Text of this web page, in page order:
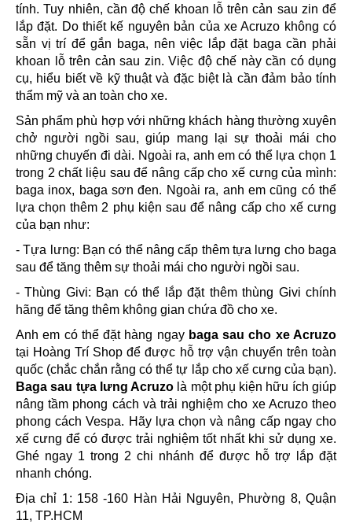
tính. Tuy nhiên, cần độ chế khoan lỗ trên cản sau zin để
lắp đặt. Do thiết kế nguyên bản của xe Acruzo không có
sẵn vị trí để gắn baga, nên việc lắp đặt baga cần phải
khoan lỗ trên cản sau zin. Việc độ chế này cần có dụng
cụ, hiểu biết về kỹ thuật và đặc biệt là cần đảm bảo tính
thẩm mỹ và an toàn cho xe.
Sản phẩm phù hợp với những khách hàng thường xuyên
chở người ngồi sau, giúp mang lại sự thoải mái cho
những chuyến đi dài. Ngoài ra, anh em có thể lựa chọn 1
trong 2 chất liệu sau để nâng cấp cho xế cưng của mình:
baga inox, baga sơn đen. Ngoài ra, anh em cũng có thể
lựa chọn thêm 2 phụ kiện sau để nâng cấp cho xế cưng
của bạn như:
- Tựa lưng: Bạn có thể nâng cấp thêm tựa lưng cho baga
sau để tăng thêm sự thoải mái cho người ngồi sau.
- Thùng Givi: Bạn có thể lắp đặt thêm thùng Givi chính
hãng để tăng thêm không gian chứa đồ cho xe.
Anh em có thể đặt hàng ngay baga sau cho xe Acruzo
tại Hoàng Trí Shop để được hỗ trợ vận chuyển trên toàn
quốc (chắc chắn rằng có thể tự lắp cho xế cưng của bạn).
Baga sau tựa lưng Acruzo là một phụ kiện hữu ích giúp
nâng tầm phong cách và trải nghiệm cho xe Acruzo theo
phong cách Vespa. Hãy lựa chọn và nâng cấp ngay cho
xế cưng để có được trải nghiệm tốt nhất khi sử dụng xe.
Ghé ngay 1 trong 2 chi nhánh để được hỗ trợ lắp đặt
nhanh chóng.
Địa chỉ 1: 158 -160 Hàn Hải Nguyên, Phường 8, Quận
11, TP.HCM